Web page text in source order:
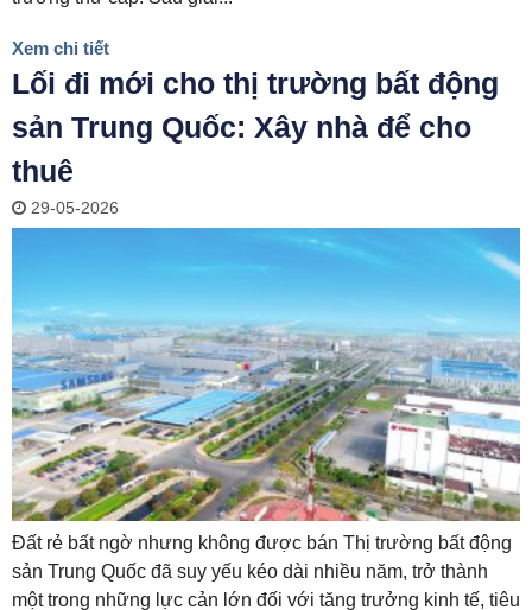
Xem chi tiết
Lối đi mới cho thị trường bất động
sản Trung Quốc: Xây nhà để cho
thuê
29-05-2026
Đất rẻ bất ngờ nhưng không được bán Thị trường bất động
sản Trung Quốc đã suy yếu kéo dài nhiều năm, trở thành
một trong những lực cản lớn đối với tăng trưởng kinh tế, tiêu